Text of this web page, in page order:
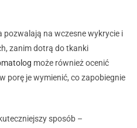
na wczesne wykrycie i
zanim dotrą do tkanki
może również ocenić
porę je wymienić, co zapobiegnie
sposób –